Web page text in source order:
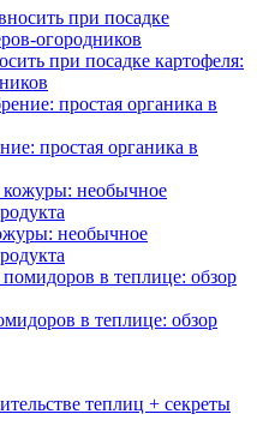
при посадке картофеля:
простая органика в
необычное
в теплице: обзор
теплиц + секреты